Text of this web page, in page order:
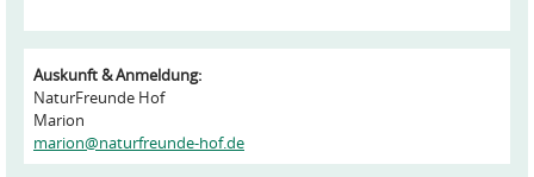
Auskunft & Anmeldung:
NaturFreunde Hof
Marion
marion@naturfreunde-hof.de